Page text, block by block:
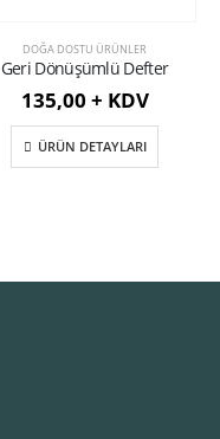
DOĞA DOSTU ÜRÜNLER
Geri Dönüşümlü Defter
135,00 + KDV
ÜRÜN DETAYLARI